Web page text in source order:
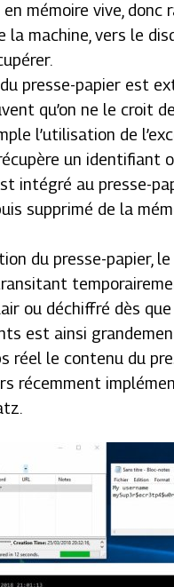
mémoire vive,
la machine, vers le
presse-papier est
qu’on ne le croit
l’utilisation de
récupère un
intégré au presse-
supprimé de la
du presse-papier,
ou déchiffré dès
est ainsi
réel le contenu du
récemment